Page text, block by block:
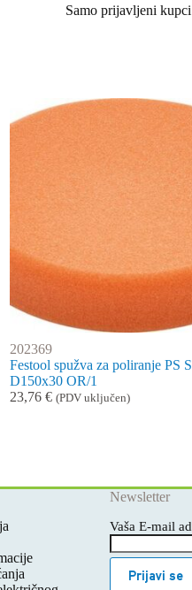
Samo prijavljeni
202369
Festool spužva za poliranje PS
D150x30 OR/1
23,76 € (PDV uključen)
Newsletter
Vaša E-mail
Prijavi se